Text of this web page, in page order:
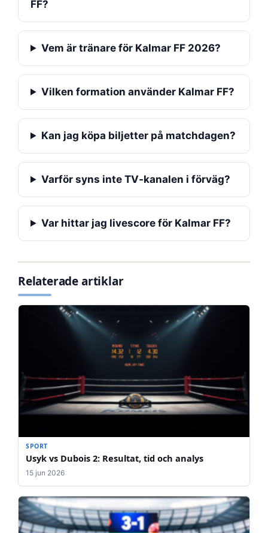
FF?
Vem är tränare för Kalmar FF 2026?
Vilken formation använder Kalmar FF?
Kan jag köpa biljetter på matchdagen?
Varför syns inte TV‑kanalen i förväg?
Var hittar jag livescore för Kalmar FF?
Relaterade artiklar
SPORT
Usyk vs Dubois 2: Resultat, tid och analys
15 jun 2026